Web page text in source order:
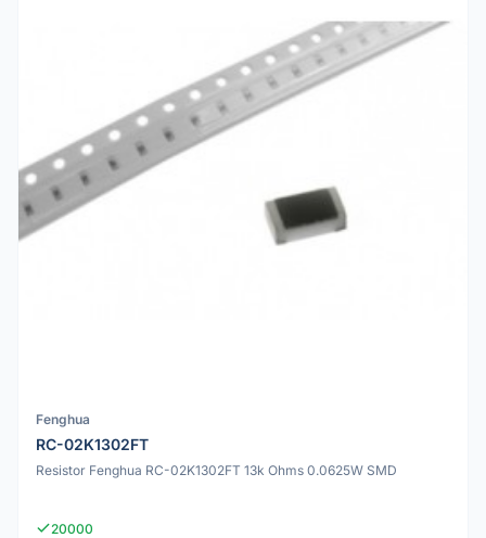
Fenghua
RC-02K1302FT
Resistor Fenghua RC-02K1302FT 13k Ohms 0.0625W SMD
20000